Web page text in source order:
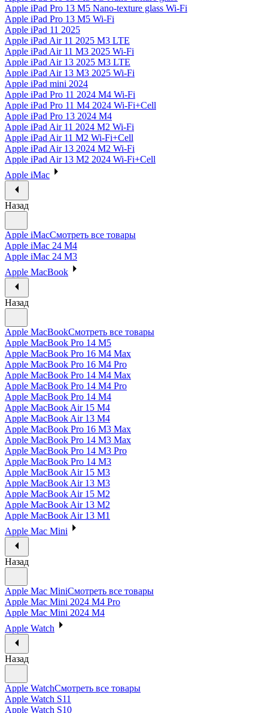
Apple iPad Pro 13 M5 Nano-texture glass Wi-Fi
Apple iPad Pro 13 M5 Wi-Fi
Apple iPad 11 2025
Apple iPad Air 11 2025 M3 LTE
Apple iPad Air 11 M3 2025 Wi-Fi
Apple iPad Air 13 2025 M3 LTE
Apple iPad Air 13 M3 2025 Wi-Fi
Apple iPad mini 2024
Apple iPad Pro 11 2024 M4 Wi-Fi
Apple iPad Pro 11 M4 2024 Wi-Fi+Cell
Apple iPad Pro 13 2024 M4
Apple iPad Air 11 2024 M2 Wi-Fi
Apple iPad Air 11 M2 Wi-Fi+Cell
Apple iPad Air 13 2024 M2 Wi-Fi
Apple iPad Air 13 M2 2024 Wi-Fi+Cell
Apple iMac
Назад
Apple iMacСмотреть все товары
Apple iMac 24 M4
Apple iMac 24 M3
Apple MacBook
Назад
Apple MacBookСмотреть все товары
Apple MacBook Pro 14 M5
Apple MacBook Pro 16 M4 Max
Apple MacBook Pro 16 M4 Pro
Apple MacBook Pro 14 M4 Max
Apple MacBook Pro 14 M4 Pro
Apple MacBook Pro 14 M4
Apple MacBook Air 15 M4
Apple MacBook Air 13 M4
Apple MacBook Pro 16 M3 Max
Apple MacBook Pro 14 M3 Max
Apple MacBook Pro 14 M3 Pro
Apple MacBook Pro 14 M3
Apple MacBook Air 15 M3
Apple MacBook Air 13 M3
Apple MacBook Air 15 M2
Apple MacBook Air 13 M2
Apple MacBook Air 13 M1
Apple Mac Mini
Назад
Apple Mac MiniСмотреть все товары
Apple Mac Mini 2024 M4 Pro
Apple Mac Mini 2024 M4
Apple Watch
Назад
Apple WatchСмотреть все товары
Apple Watch S11
Apple Watch S10